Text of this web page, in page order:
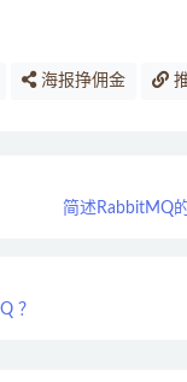
海报挣佣金
简述RabbitMQ
？